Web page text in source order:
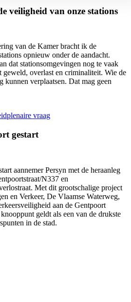
veiligheid van onze stations
van de Kamer bracht ik de
opnieuw onder de aandacht.
dat stationsomgevingen nog te vaak
geweld, overlast en criminaliteit. Wie de
kunnen verplaatsen. Dat mag geen
plenaire vraag
gestart
aannemer Persyn met de heraanleg
N337 en
Met dit grootschalige project
en Verkeer, De Vlaamse Waterweg,
aan de Gentpoort
geldt als een van de drukste
in de stad.